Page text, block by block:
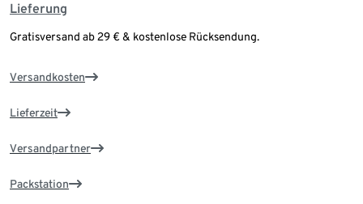
Lieferung
Gratisversand ab 29 € & kostenlose Rücksendung.
Versandkosten
Lieferzeit
Versandpartner
Packstation